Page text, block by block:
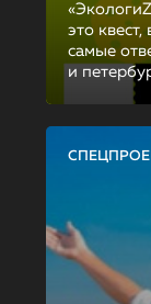
это
самые
и